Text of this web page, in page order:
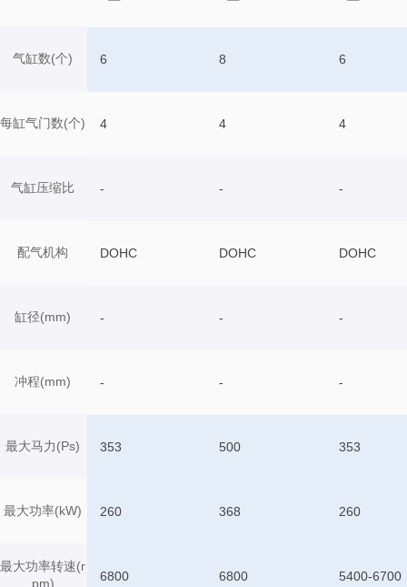
气缸数(个)
每缸气门数(个)
气缸压缩比
配气机构
缸径(mm)
冲程(mm)
最大马力(Ps)
最大功率(kW)
最大功率转速(r
pm)
6 8 6
4 4 4
- - -
DOHC DOHC DOHC
- - -
- - -
353 500 353
260 368 260
6800 6800 5400-6700